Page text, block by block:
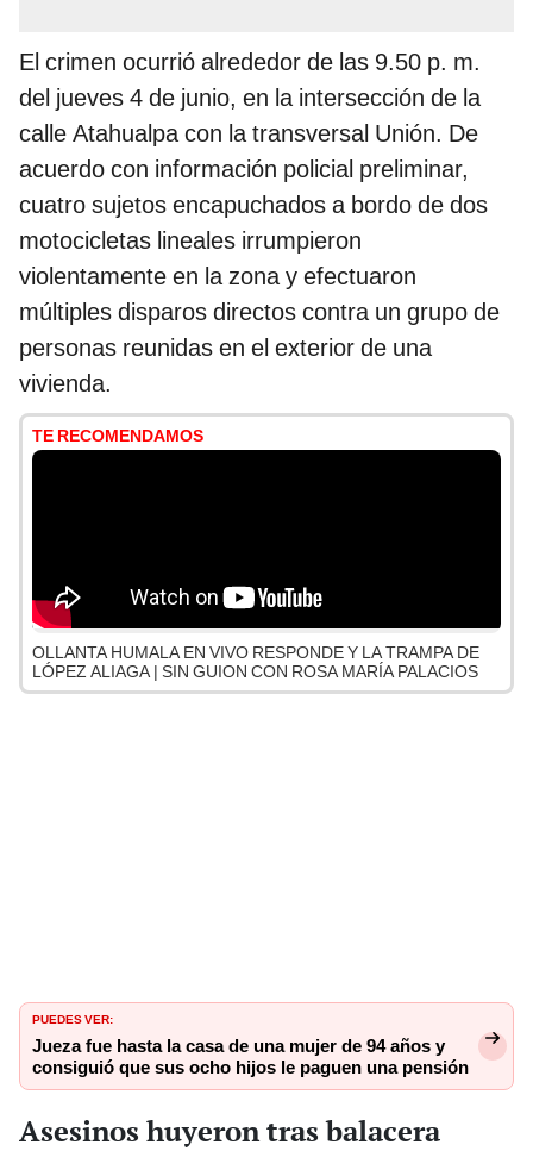
El crimen ocurrió alrededor de las 9.50 p. m.
del jueves 4 de junio, en la intersección de la
calle Atahualpa con la transversal Unión. De
acuerdo con información policial preliminar,
cuatro sujetos encapuchados a bordo de dos
motocicletas lineales irrumpieron
violentamente en la zona y efectuaron
múltiples disparos directos contra un grupo de
personas reunidas en el exterior de una
vivienda.
TE RECOMENDAMOS
OLLANTA HUMALA EN VIVO RESPONDE Y LA TRAMPA DE
LÓPEZ ALIAGA | SIN GUION CON ROSA MARÍA PALACIOS
PUEDES VER:
Jueza fue hasta la casa de una mujer de 94 años y
consiguió que sus ocho hijos le paguen una pensión
Asesinos huyeron tras balacera